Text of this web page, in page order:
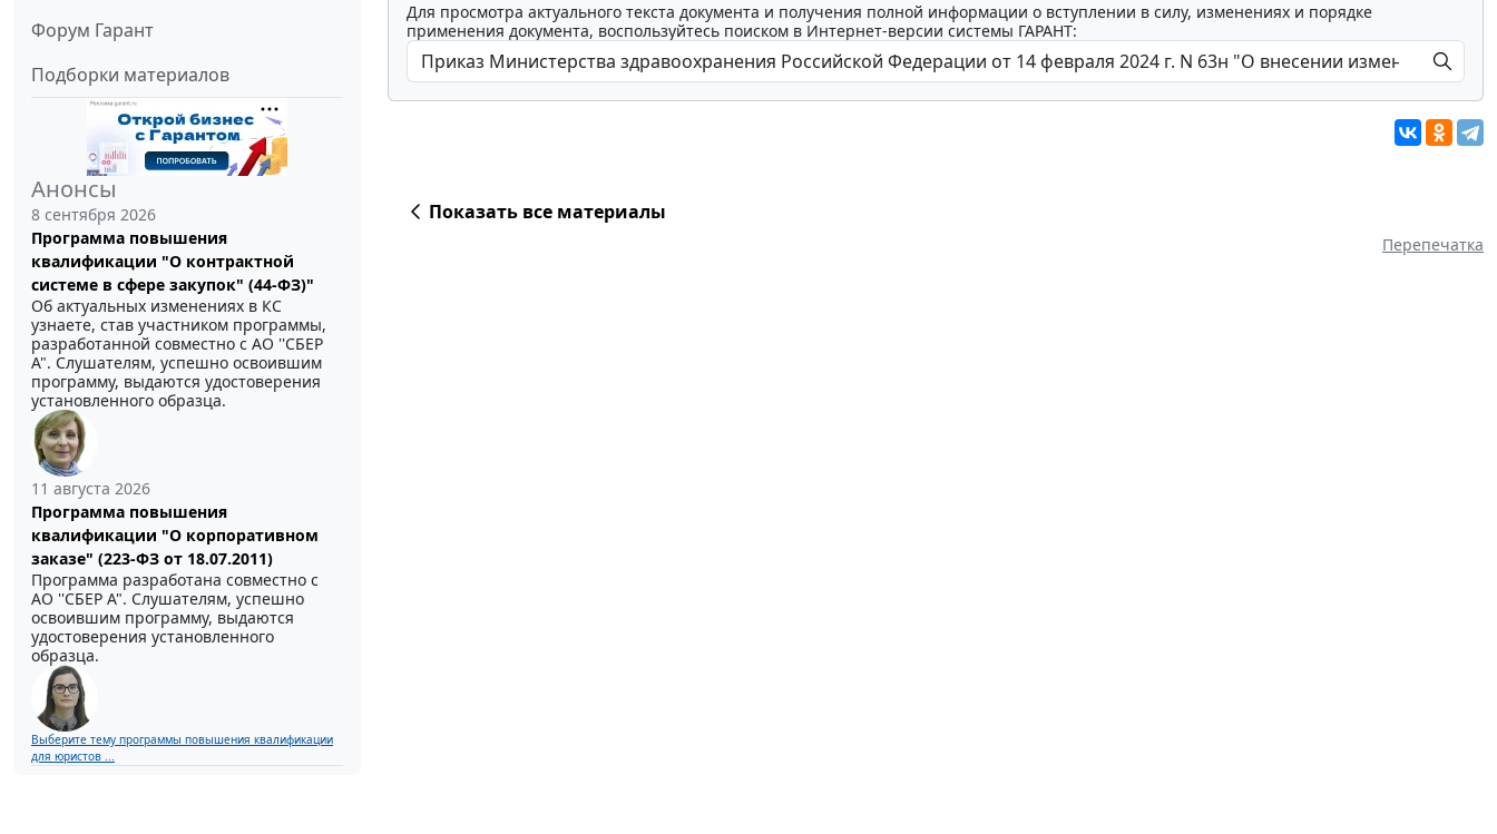
Форум Гарант
Подборки материалов
Анонсы
8 сентября 2026
Программа повышения
квалификации "О контрактной
системе в сфере закупок" (44-ФЗ)"
Об актуальных изменениях в КС
узнаете, став участником программы,
разработанной совместно с АО ''СБЕР
А". Слушателям, успешно освоившим
программу, выдаются удостоверения
установленного образца.
11 августа 2026
Программа повышения
квалификации "О корпоративном
заказе" (223-ФЗ от 18.07.2011)
Программа разработана совместно с
АО ''СБЕР А". Слушателям, успешно
освоившим программу, выдаются
удостоверения установленного
образца.
Выберите тему программы повышения квалификации
для юристов ...
Для просмотра актуального текста документа и получения полной информации о вступлении в силу, изменениях и порядке
применения документа, воспользуйтесь поиском в Интернет-версии системы ГАРАНТ:
Показать все материалы
Перепечатка